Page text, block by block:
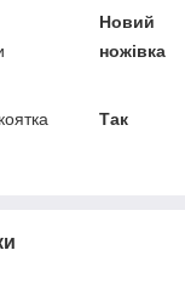
Новий
ножівка
Так